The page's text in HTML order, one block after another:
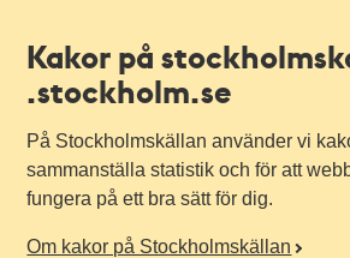
Kakor på
.stockholm.se
På Stockholmskällan använder vi
sammanställa statistik och för att
fungera på ett bra sätt för dig.
Om kakor på Stockholmskällan